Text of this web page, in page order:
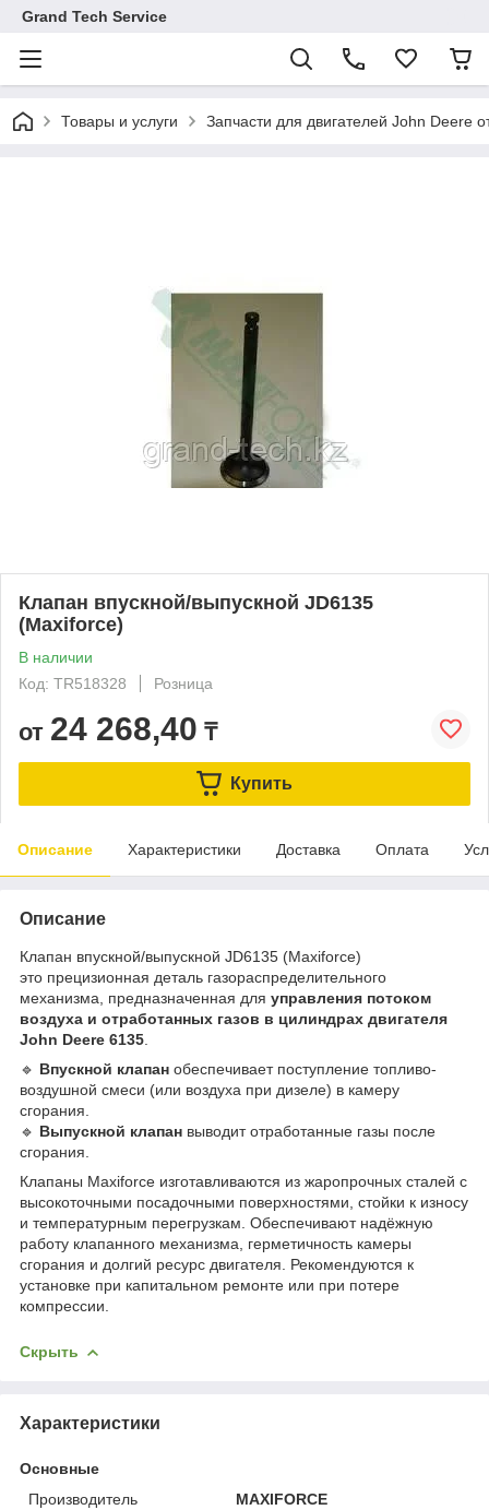
Grand Tech Service
Товары и услуги Запчасти для двигателей John Deere
Клапан впускной/выпускной JD6135
(Maxiforce)
В наличии
Код: TR518328
Розница
от 24 268,40 ₸
Купить
Описание Характеристики Доставка Оплата
Описание
Клапан впускной/выпускной JD6135 (Maxiforce)
это прецизионная деталь газораспределительного
механизма, предназначенная для управления потоком
воздуха и отработанных газов в цилиндрах двигателя
John Deere 6135
🔹 Впускной клапан обеспечивает поступление топливо-
воздушной смеси (или воздуха при дизеле) в камеру
сгорания.
🔹 Выпускной клапан выводит отработанные газы после
сгорания.
Клапаны Maxiforce изготавливаются из жаропрочных сталей с
высокоточными посадочными поверхностями, стойки к износу
и температурным перегрузкам. Обеспечивают надёжную
работу клапанного механизма, герметичность камеры
сгорания и долгий ресурс двигателя. Рекомендуются к
установке при капитальном ремонте или при потере
компрессии.
Скрыть
Характеристики
Основные
Производитель
MAXIFORCE